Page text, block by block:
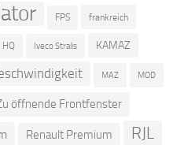
FPS frankreich
HQ Iveco Stralis KAMAZ
MAZ MOD
öffnende Frontfenster
Renault Premium RJL